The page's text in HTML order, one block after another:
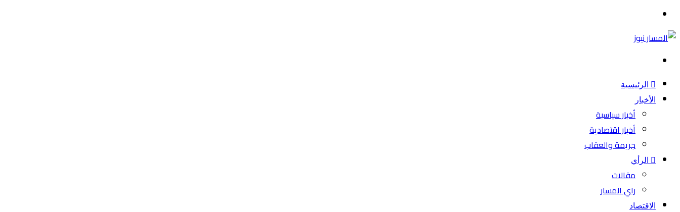
الرئيسية
الأخبار
أخبار سياسية
أخبار اقتصادية
جريمة والعقاب
الرأي
مقالات
راي المسار
الاقتصاد